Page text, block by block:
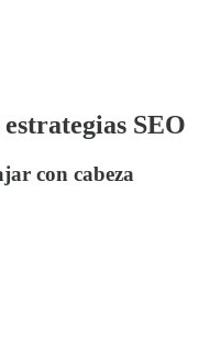
estrategias SEO
con cabeza